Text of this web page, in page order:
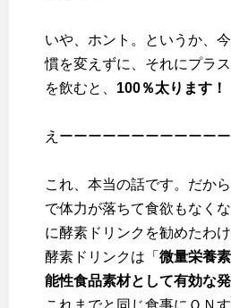
いや、ホント。というか、
慣を変えずに、それにプラ
を飲むと、 100％太ります！
えーーーーーーーーーーー
これ、本当の話です。だか
で体力が落ちて食欲もなく
に酵素ドリンクを勧めたわけ
酵素ドリンクは「 微量栄養
能性食品素材として有効な
これまでと同じ食事にＯＮ